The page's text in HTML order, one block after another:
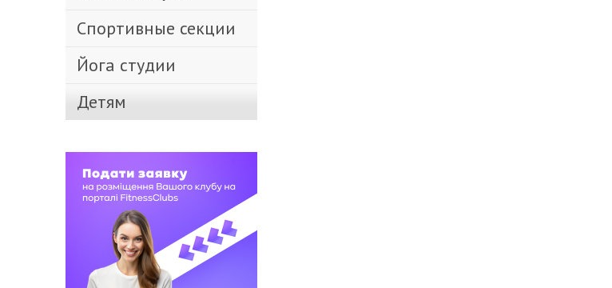
Спортивные секции
Йога студии
Детям